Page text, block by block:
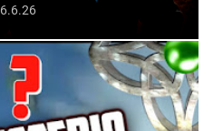
6.6.26